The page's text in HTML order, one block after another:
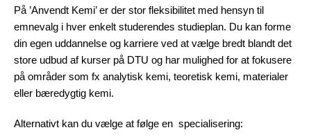
På ’Anvendt Kemi’ er der stor fleksibilitet med hensyn til
emnevalg i hver enkelt studerendes studieplan. Du kan forme
din egen uddannelse og karriere ved at vælge bredt blandt det
store udbud af kurser på DTU og har mulighed for at fokusere
på områder som fx analytisk kemi, teoretisk kemi, materialer
eller bæredygtig kemi.
Alternativt kan du vælge at følge en specialisering: